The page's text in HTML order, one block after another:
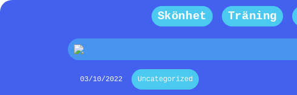
Skönhet Träning
03/10/2022 Uncategorized